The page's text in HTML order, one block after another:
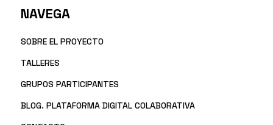
NAVEGA
SOBRE EL PROYECTO
TALLERES
GRUPOS PARTICIPANTES
BLOG. PLATAFORMA DIGITAL COLABORATIVA